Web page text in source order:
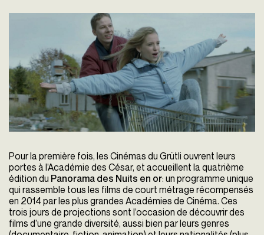
Pour la première fois, les Cinémas du Grütli ouvrent leurs
portes à l’Académie des César, et accueillent la quatrième
édition du Panorama des Nuits en or: un programme unique
qui rassemble tous les films de court métrage récompensés
en 2014 par les plus grandes Académies de Cinéma. Ces
trois jours de projections sont l’occasion de découvrir des
films d’une grande diversité, aussi bien par leurs genres